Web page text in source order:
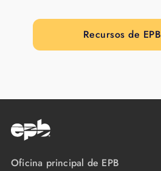
Recursos de EPB
Oficina principal de EPB